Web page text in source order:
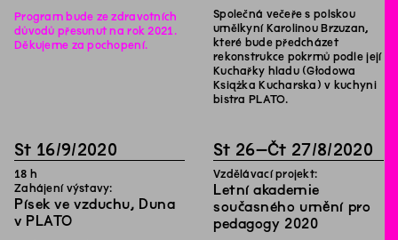
Program bude ze zdravotních
důvodů přesunut na rok 2021.
Děkujeme za pochopení.
Společná večeře s polskou
umělkyní Karolinou Brzuzan,
které bude předcházet
rekonstrukce pokrmů podle její
Kuchařky hladu (Głodowa
Książka Kucharska) v kuchyni
bistra PLATO.
St 16/9/2020
18 h
Zahájení výstavy:
Písek ve vzduchu, Duna
v PLATO
St 26–Čt 27/8/2020
Vzdělávací projekt:
Letní akademie
současného umění pro
pedagogy 2020